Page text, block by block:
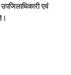
एवं